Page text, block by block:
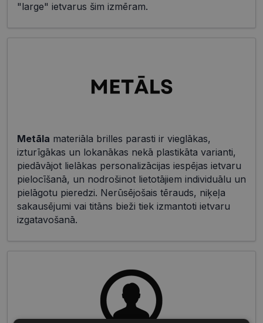
"large" ietvarus šim izmēram.
Metāla materiāla brilles parasti ir vieglākas,
izturīgākas un lokanākas nekā plastikāta varianti,
piedāvājot lielākas personalizācijas iespējas ietvaru
pielocīšanā, un nodrošinot lietotājiem individuālu un
pielāgotu pieredzi. Nerūsējošais tērauds, niķeļa
sakausējumi vai titāns bieži tiek izmantoti ietvaru
izgatavošanā.